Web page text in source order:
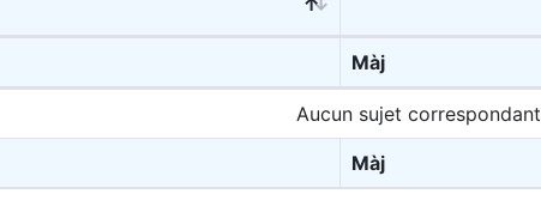
Màj
Màj
Aucun sujet correspondant